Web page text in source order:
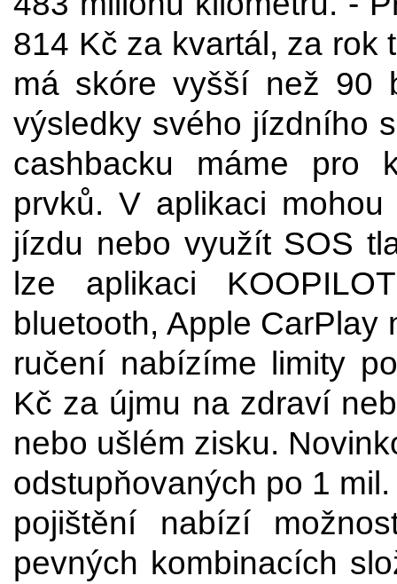
814 Kč za kvartál, za rok
má skóre vyšší než 90
výsledky svého jízdního
cashbacku máme pro
prvků. V aplikaci
jízdu nebo využít SOS
lze aplikaci
bluetooth, Apple
ručení nabízíme limity
Kč za újmu na zdraví
nebo ušlém zisku.
odstupňovaných po 1
pojištění nabízí
pevných kombinacích